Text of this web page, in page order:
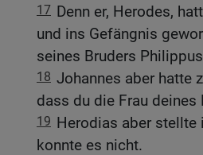
17 Denn er, Herodes,
und ins Gefängnis
seines Bruders
18 Johannes aber hatte
dass du die Frau deines
19 Herodias aber stellte
konnte es nicht.